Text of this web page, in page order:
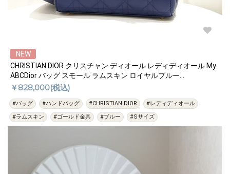
NEW
CHRISTIAN DIOR クリスチャン ディオール レディディオール My
ABCDior バッグ スモール ラムスキン ロイヤルブルー
M0538ONGE_M14Z
￥828,000(税込)
#バッグ #ハンドバッグ #CHRISTIAN DIOR
#レディディオール
#ラムスキン
#ゴールド金具 #ブルー #Sサイズ